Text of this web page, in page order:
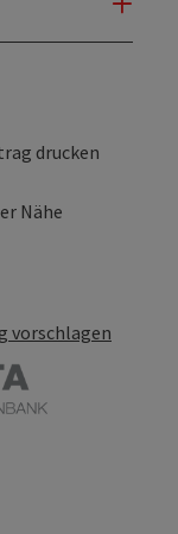
drucken
Nähe
vorschlagen